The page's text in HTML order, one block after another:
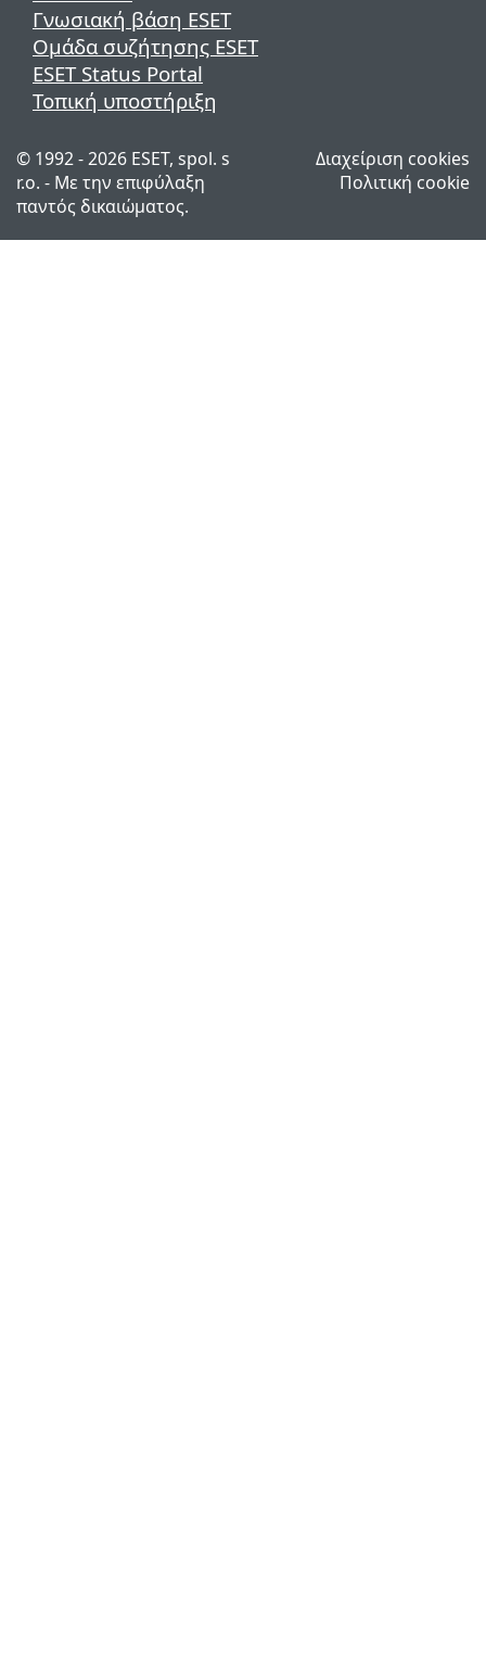
Γνωσιακή βάση ESET
Ομάδα συζήτησης ESET
ESET Status Portal
Τοπική υποστήριξη
© 1992 - 2026 ESET, spol. s
r.o. - Με την επιφύλαξη
παντός δικαιώματος.
Διαχείριση cookies
Πολιτική cookie